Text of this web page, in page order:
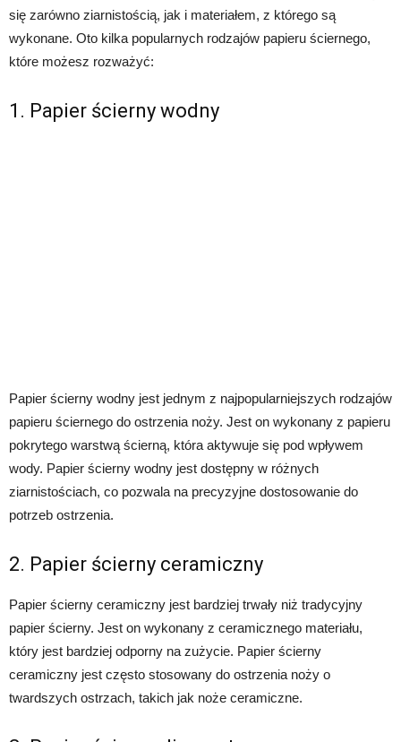
się zarówno ziarnistością, jak i materiałem, z którego są
wykonane. Oto kilka popularnych rodzajów papieru ściernego,
które możesz rozważyć:
1. Papier ścierny wodny
Papier ścierny wodny jest jednym z najpopularniejszych rodzajów
papieru ściernego do ostrzenia noży. Jest on wykonany z papieru
pokrytego warstwą ścierną, która aktywuje się pod wpływem
wody. Papier ścierny wodny jest dostępny w różnych
ziarnistościach, co pozwala na precyzyjne dostosowanie do
potrzeb ostrzenia.
2. Papier ścierny ceramiczny
Papier ścierny ceramiczny jest bardziej trwały niż tradycyjny
papier ścierny. Jest on wykonany z ceramicznego materiału,
który jest bardziej odporny na zużycie. Papier ścierny
ceramiczny jest często stosowany do ostrzenia noży o
twardszych ostrzach, takich jak noże ceramiczne.